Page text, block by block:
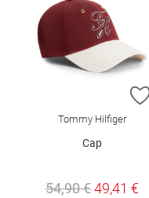
Tommy Hilfiger
Cap
54,90 €49,41 €